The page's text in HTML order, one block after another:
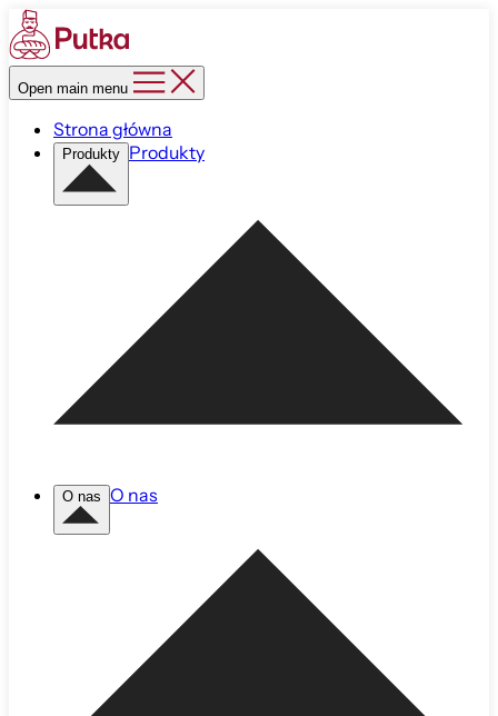
Open main menu
Strona główna
Produkty Produkty
O nas O nas